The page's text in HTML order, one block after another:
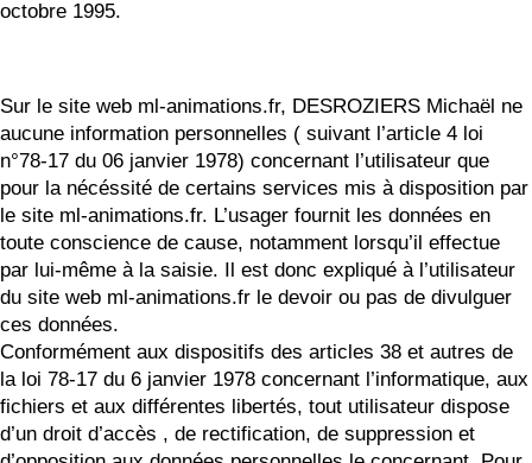
octobre 1995.
Sur le site web ml-animations.fr, DESROZIERS Michaël ne
aucune information personnelles ( suivant l’article 4 loi
n°78-17 du 06 janvier 1978) concernant l’utilisateur que
pour la nécéssité de certains services mis à disposition par
le site ml-animations.fr. L’usager fournit les données en
toute conscience de cause, notamment lorsqu’il effectue
par lui-même à la saisie. Il est donc expliqué à l’utilisateur
du site web ml-animations.fr le devoir ou pas de divulguer
ces données.
Conformément aux dispositifs des articles 38 et autres de
la loi 78-17 du 6 janvier 1978 concernant l’informatique, aux
fichiers et aux différentes libertés, tout utilisateur dispose
d’un droit d’accès , de rectification, de suppression et